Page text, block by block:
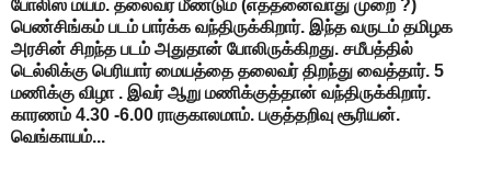
போலிஸ் மயம். தலைவர் மீண்டும் (எத்தனைவாது முறை ?)
பெண்சிங்கம் படம் பார்க்க வந்திருக்கிறார். இந்த வருடம் தமிழக
அரசின் சிறந்த படம் அதுதான் போலிருக்கிறது. சமீபத்தில்
டெல்லிக்கு பெரியார் மையத்தை தலைவர் திறந்து வைத்தார். 5
மணிக்கு விழா . இவர் ஆறு மணிக்குத்தான் வந்திருக்கிறார்.
காரணம் 4.30 -6.00 ராகுகாலமாம். பகுத்தறிவு சூரியன்.
வெங்காயம்...